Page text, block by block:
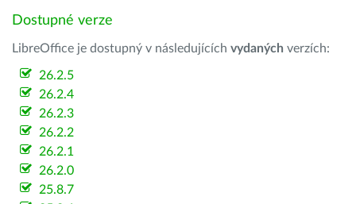
Dostupné verze
LibreOffice je dostupný v následujících vydaných verzích:
26.2.5
26.2.4
26.2.3
26.2.2
26.2.1
26.2.0
25.8.7